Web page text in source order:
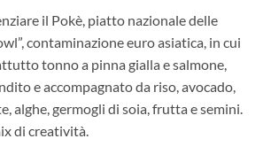
il Pokè, piatto nazionale delle
contaminazione euro asiatica, in cui
tonno a pinna gialla e salmone,
e accompagnato da riso, avocado,
alghe, germogli di soia, frutta e semini.
di creatività.